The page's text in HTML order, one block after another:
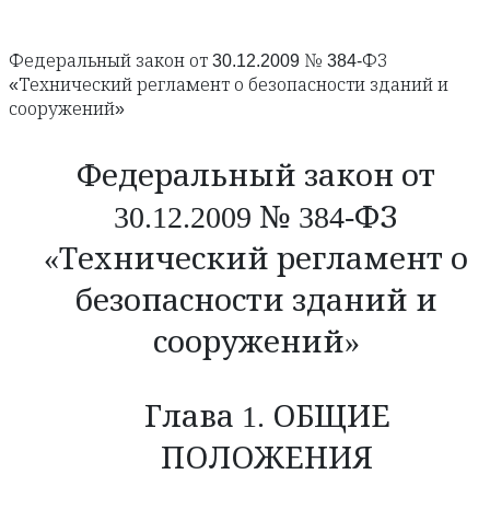
Федеральный закон от 30.12.2009 № 384-ФЗ
«Технический регламент о безопасности зданий и
сооружений»
Федеральный закон от
30.12.2009 № 384-ФЗ
«Технический регламент о
безопасности зданий и
сооружений»
Глава 1. ОБЩИЕ
ПОЛОЖЕНИЯ